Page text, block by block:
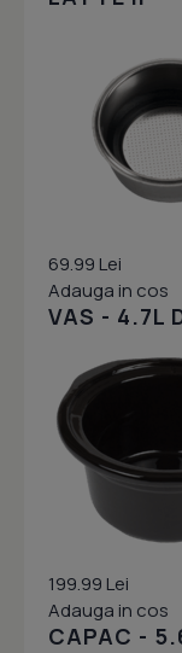
69.99 Lei
Adauga in cos
VAS - 4.7L
199.99 Lei
Adauga in cos
CAPAC -